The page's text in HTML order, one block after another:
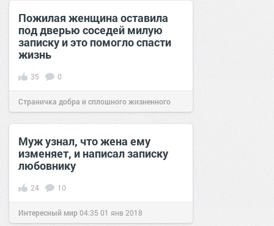
Пожилая женщина оставила
под дверью соседей милую
записку и это помогло спасти
жизнь
35 0
Страничка добра и сплошного жизненного
позитива! 10:29 15 июн 2018
Муж узнал, что жена ему
изменяет, и написал записку
любовнику
24 10
Интересный мир04:35 01 янв 2018